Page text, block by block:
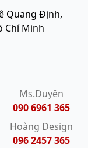
Quang Định,
Chí Minh
Ms.Duyên
090 6961 365
Hoàng Design
096 2457 365